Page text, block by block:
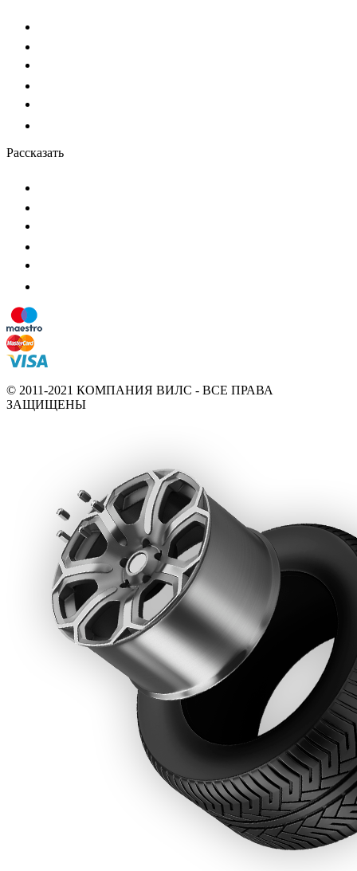
Рассказать
© 2011-2021 КОМПАНИЯ ВИЛС - ВСЕ ПРАВА
ЗАЩИЩЕНЫ